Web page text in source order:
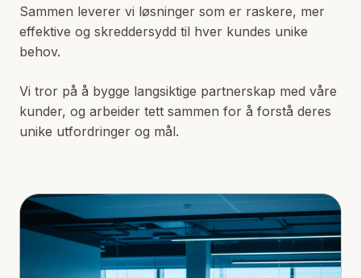
Sammen leverer vi løsninger som er raskere, mer
effektive og skreddersydd til hver kundes unike
behov.
Vi tror på å bygge langsiktige partnerskap med våre
kunder, og arbeider tett sammen for å forstå deres
unike utfordringer og mål.